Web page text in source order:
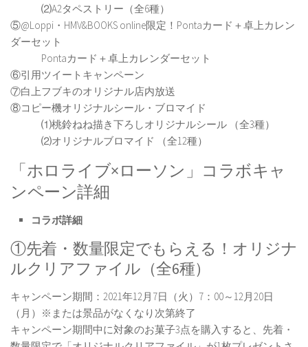
⑵A2タペストリー（全6種）
⑤@Loppi・HMV&BOOKS online限定！Pontaカード＋卓上カレン
ダーセット
Pontaカード＋卓上カレンダーセット
⑥引用ツイートキャンペーン
⑦白上フブキのオリジナル店内放送
⑧コピー機オリジナルシール・ブロマイド
⑴桃鈴ねね描き下ろしオリジナルシール （全3種）
⑵オリジナルブロマイド （全12種）
「ホロライブ×ローソン」コラボキャ
ンペーン詳細
コラボ詳細
①先着・数量限定でもらえる！オリジナ
ルクリアファイル（全6種）
キャンペーン期間：2021年12月7日（火）7：00～12月20日
（月）※または景品がなくなり次第終了
キャンペーン期間中に対象のお菓子3点を購入すると、先着・